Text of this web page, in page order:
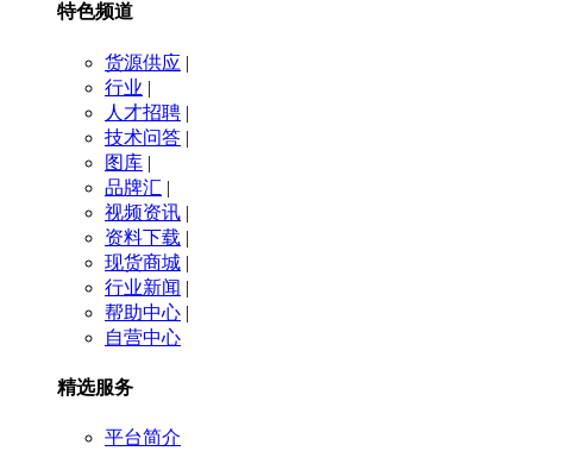
特色频道
货源供应 |
行业 |
人才招聘 |
技术问答 |
图库 |
品牌汇 |
视频资讯 |
资料下载 |
现货商城 |
行业新闻 |
帮助中心 |
自营中心
精选服务
平台简介